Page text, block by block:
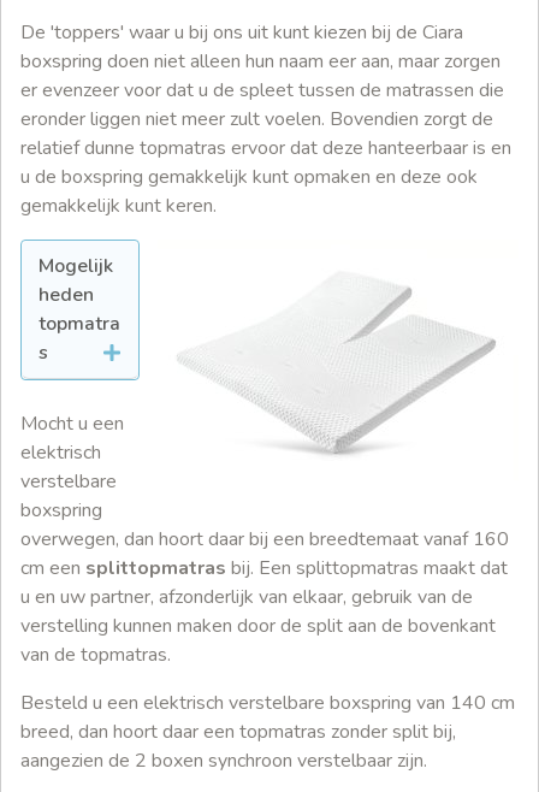
De 'toppers' waar u bij ons uit kunt kiezen bij de Ciara
boxspring doen niet alleen hun naam eer aan, maar zorgen
er evenzeer voor dat u de spleet tussen de matrassen die
eronder liggen niet meer zult voelen. Bovendien zorgt de
relatief dunne topmatras ervoor dat deze hanteerbaar is en
u de boxspring gemakkelijk kunt opmaken en deze ook
gemakkelijk kunt keren.
Mogelijk
heden
topmatra
s
Mocht u een
elektrisch
verstelbare
boxspring
overwegen, dan hoort daar bij een breedtemaat vanaf 160
cm een splittopmatras bij. Een splittopmatras maakt dat
u en uw partner, afzonderlijk van elkaar, gebruik van de
verstelling kunnen maken door de split aan de bovenkant
van de topmatras.
Besteld u een elektrisch verstelbare boxspring van 140 cm
breed, dan hoort daar een topmatras zonder split bij,
aangezien de 2 boxen synchroon verstelbaar zijn.